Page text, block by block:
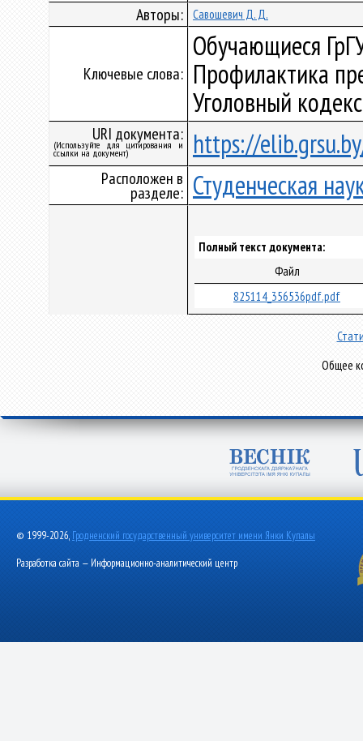
Авторы: Савошевич Д. Д.
Ключевые слова:
Обучающиеся
Профилактика
Уголовный
URI документа:
(Используйте для цитирования и
ссылки на документ) https://
Расположен в
разделе: Студенческая
Полный текст документа:
Файл
825114_356536pdf.pdf
Общее
© 1999-2026, Гродненский государственный университет имени Янки Купалы
Разработка сайта — Информационно-аналитический центр